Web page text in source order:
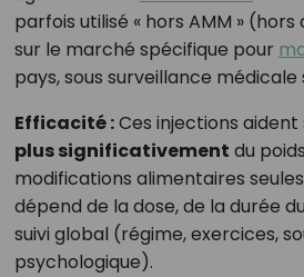
parfois utilisé « hors AMM »
sur le marché spécifique pour
pays, sous surveillance
Efficacité :Ces injections
plus significativement du
modifications alimentaires
dépend de la dose, de la durée
suivi global (régime, exercices,
psychologique).